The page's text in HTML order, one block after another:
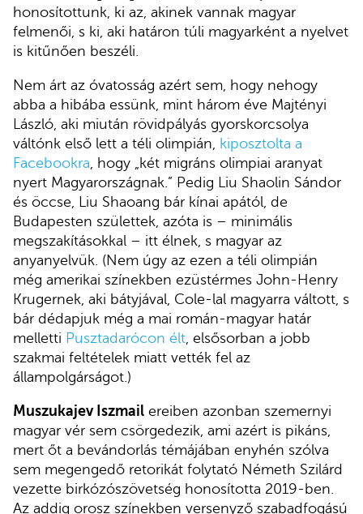
honosítottunk, ki az, akinek vannak magyar
felmenői, s ki, aki határon túli magyarként a nyelvet
is kitűnően beszéli.
Nem árt az óvatosság azért sem, hogy nehogy
abba a hibába essünk, mint három éve Majtényi
László, aki miután rövidpályás gyorskorcsolya
váltónk első lett a téli olimpián, kiposztolta a
Facebookra, hogy „két migráns olimpiai aranyat
nyert Magyarországnak.” Pedig Liu Shaolin Sándor
és öccse, Liu Shaoang bár kínai apától, de
Budapesten születtek, azóta is – minimális
megszakításokkal – itt élnek, s magyar az
anyanyelvük. (Nem úgy az ezen a téli olimpián
még amerikai színekben ezüstérmes John-Henry
Krugernek, aki bátyjával, Cole-lal magyarra váltott, s
bár dédapjuk még a mai román-magyar határ
melletti Pusztadarócon élt, elsősorban a jobb
szakmai feltételek miatt vették fel az
állampolgárságot.)
Muszukajev Iszmail ereiben azonban szemernyi
magyar vér sem csörgedezik, ami azért is pikáns,
mert őt a bevándorlás témájában enyhén szólva
sem megengedő retorikát folytató Németh Szilárd
vezette birkózószövetség honosította 2019-ben.
Az addig orosz színekben versenyző szabadfogású